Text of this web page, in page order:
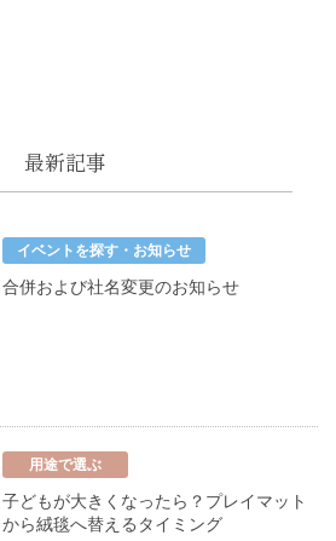
最新記事
イベントを探す・お知らせ
合併および社名変更のお知らせ
用途で選ぶ
子どもが大きくなったら？プレイマット
から絨毯へ替えるタイミング